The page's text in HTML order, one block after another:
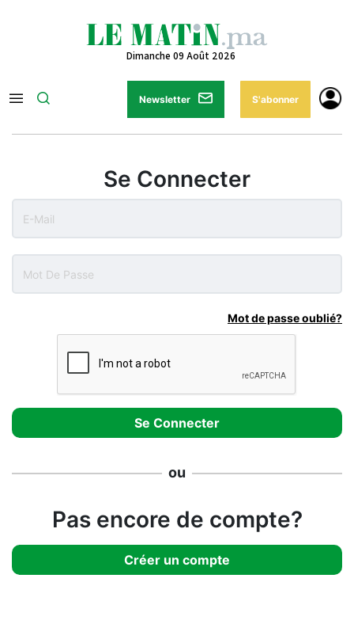
Dimanche 09 Août 2026
Newsletter S'abonner
Se Connecter
Mot de passe oublié?
ou
Pas encore de compte?
Créer un compte